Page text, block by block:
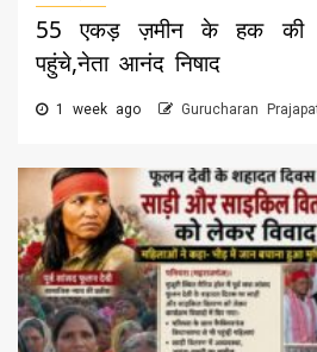
55 एकड़ ज़मीन के हक की
पहुंचे,नेता आनंद निषाद
1 week ago Gurucharan